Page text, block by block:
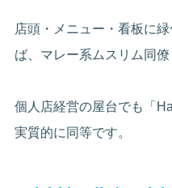
店頭・メニュー・看板に
ば、マレー系ムスリム同
個人店経営の屋台でも「
実質的に同等です。